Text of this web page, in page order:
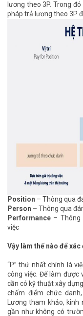
lương theo 3P. Trong
pháp trả lương theo 3P
Position – Thông qua
Person – Thông qua
Performance – Thông
việc
Vậy làm thế nào để
“P” thứ nhất chính là
công việc. Để làm được
cần có kỹ thuật xây
chấm điểm chức
Lương tham khảo,
gần như không có